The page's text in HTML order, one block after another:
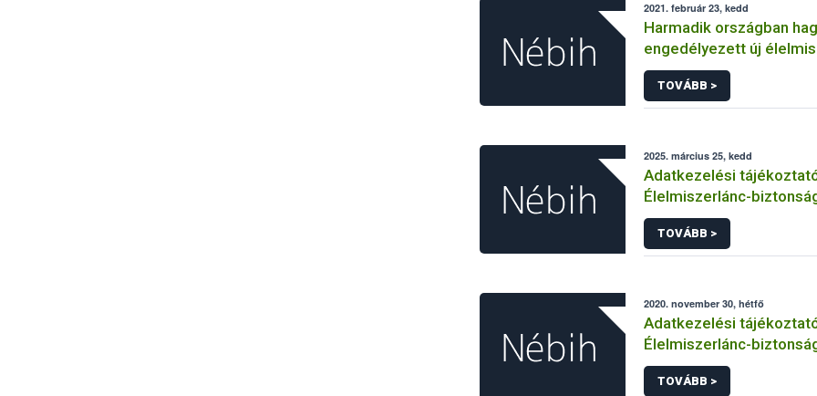
2021. február 23, kedd
Harmadik országban
engedélyezett új
Európai Unióban
TOVÁBB >
2025. március 25, kedd
Adatkezelési
Élelmiszerlánc-
Ügyfélprofil
tevékenység
közhatalmi eljárásaihoz
TOVÁBB >
2020. november 30, hétfő
Adatkezelési
Élelmiszerlánc-
panaszok és közérdekű
kezeléséhez kapcsolódó
TOVÁBB >